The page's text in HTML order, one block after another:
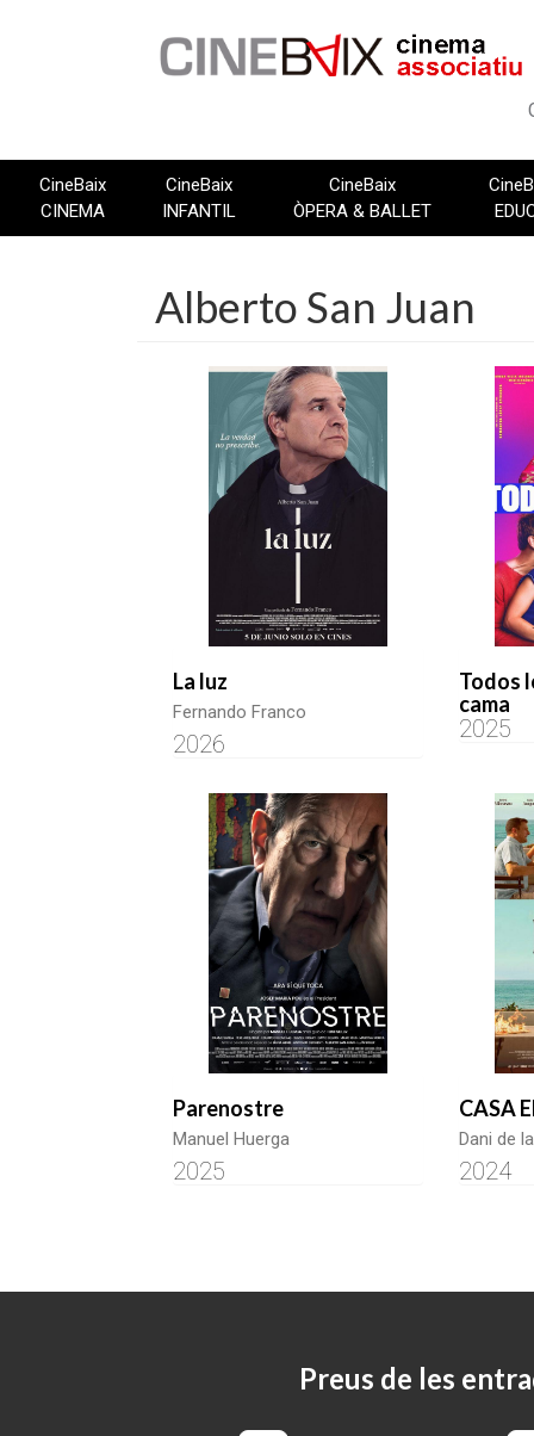
CineBaix
CINEMA
CineBaix
INFANTIL
CineBaix
ÒPERA & BALLET
Alberto San Juan
La luz
Fernando Franco
2026
Todos
cama
2025
Parenostre
Manuel Huerga
2025
CASA
Dani de
2024
Preus de les